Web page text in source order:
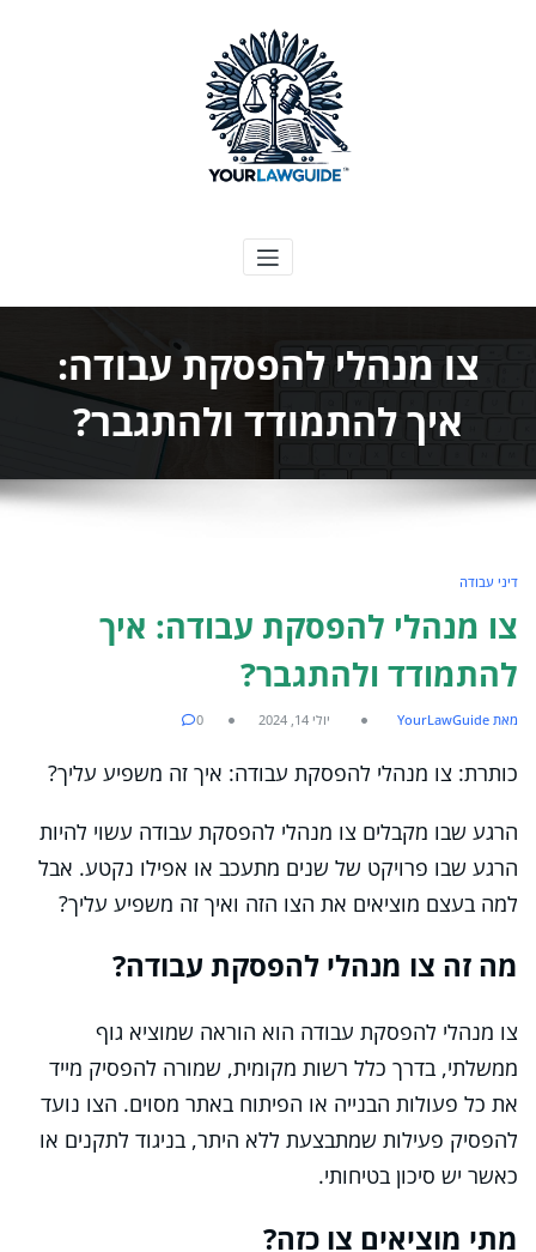
המדריך המשפטי שלך
צו מנהלי להפסקת עבודה:
איך להתמודד ולהתגבר?
דיני עבודה
צו מנהלי להפסקת עבודה: איך
להתמודד ולהתגבר?
מאת YourLawGuide יולי 14, 2024 0
כותרת: צו מנהלי להפסקת עבודה: איך זה משפיע עליך?
הרגע שבו מקבלים צו מנהלי להפסקת עבודה עשוי להיות
הרגע שבו פרויקט של שנים מתעכב או אפילו נקטע. אבל
למה בעצם מוציאים את הצו הזה ואיך זה משפיע עליך?
מה זה צו מנהלי להפסקת עבודה?
צו מנהלי להפסקת עבודה הוא הוראה שמוציא גוף
ממשלתי, בדרך כלל רשות מקומית, שמורה להפסיק מייד
את כל פעולות הבנייה או הפיתוח באתר מסוים. הצו נועד
להפסיק פעילות שמתבצעת ללא היתר, בניגוד לתקנים או
כאשר יש סיכון בטיחותי.
מתי מוציאים צו כזה?